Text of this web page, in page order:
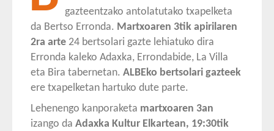
gazteentzako antolatutako txapelketa
da Bertso Erronda. Martxoaren 3tik apirilaren
2ra arte 24 bertsolari gazte lehiatuko dira
Erronda kaleko Adaxka, Errondabide, La Villa
eta Bira tabernetan. ALBEko bertsolari gazteek
ere txapelketan hartuko dute parte.
Lehenengo kanporaketa martxoaren 3an
izango da Adaxka Kultur Elkartean, 19:30tik